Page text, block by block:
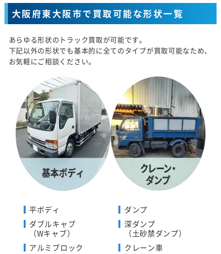
大阪府東大阪市で買取可能な形状一覧
あらゆる形状のトラック買取が可能です。
下記以外の形状でも基本的に全てのタイプが買取可能なため、
お気軽にご相談ください。
平ボディ
ダブルキャブ
（Wキャブ）
アルミブロック
ダンプ
深ダンプ
（土砂禁ダンプ）
クレーン車